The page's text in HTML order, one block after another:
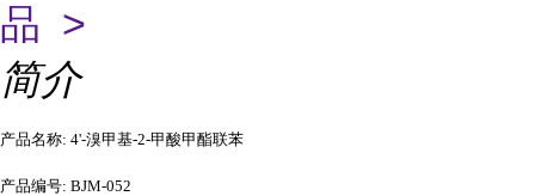
品 >
简介
产品名称: 4'-溴甲基-2-甲酸甲酯联苯
产品编号: BJM-052